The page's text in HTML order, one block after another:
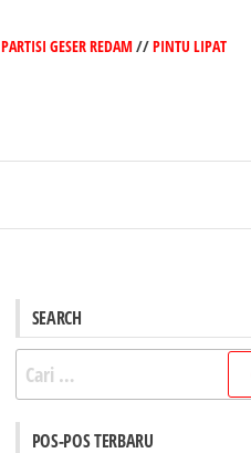
PARTISI GESER REDAM//PINTU LIPAT
SEARCH
Cari
untuk:
POS-POS TERBARU